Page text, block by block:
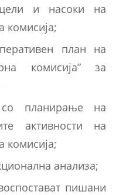
и насоки на
комисија;
план на
комисија” за
планирање на
активности на
комисија;
анализа;
пишани